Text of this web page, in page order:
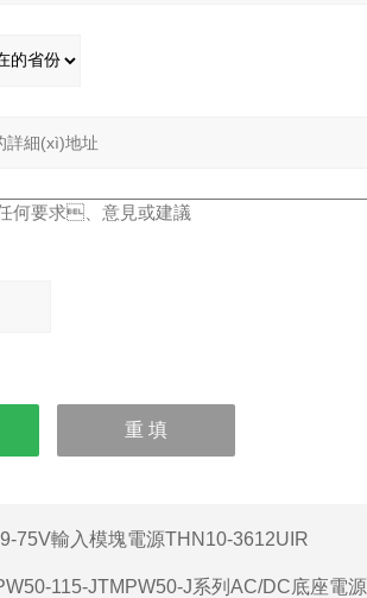
四
75V輸入模塊電源THN10-3612UIR
115-JTMPW50-J系列AC/DC底座電